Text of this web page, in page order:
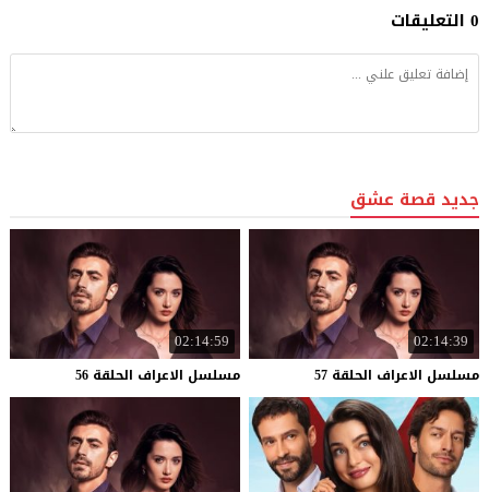
0 التعليقات
جديد قصة عشق
02:14:39
مسلسل الاعراف الحلقة 57
02:14:59
مسلسل الاعراف الحلقة 56